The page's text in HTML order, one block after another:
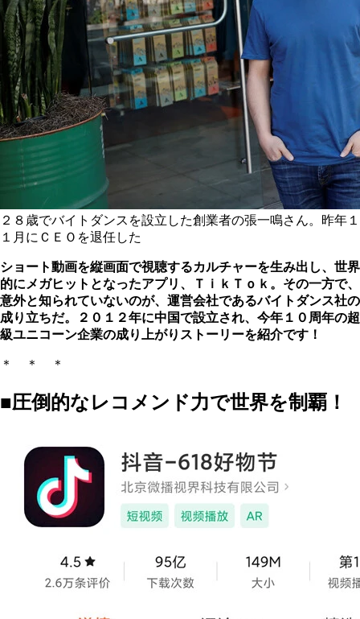
２８歳でバイトダンスを設立した創業者の張一鳴さん。昨年１
１月にＣＥＯを退任した
ショート動画を縦画面で視聴するカルチャーを生み出し、世界
的にメガヒットとなったアプリ、ＴｉｋＴｏｋ。その一方で、
意外と知られていないのが、運営会社であるバイトダンス社の
成り立ちだ。２０１２年に中国で設立され、今年１０周年の超
級ユニコーン企業の成り上がりストーリーを紹介です！
＊ ＊ ＊
■圧倒的なレコメンド力で世界を制覇！